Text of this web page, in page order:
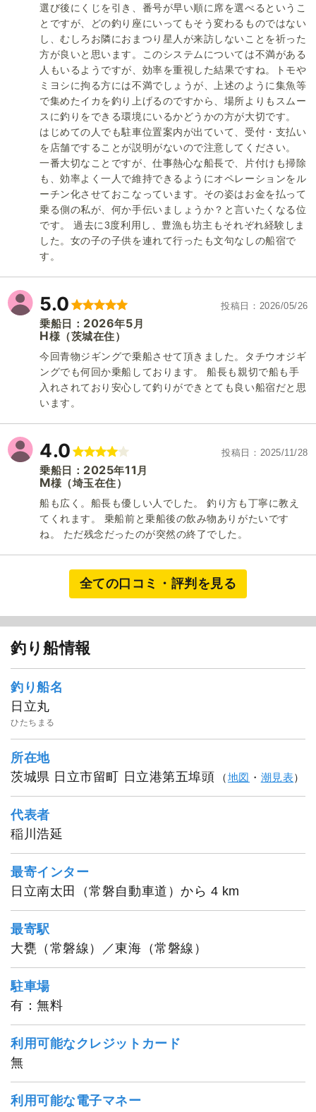
選び後にくじを引き、番号が早い順に席を選べるというこ
とですが、どの釣り座にいってもそう変わるものではない
し、むしろお隣におまつり星人が来訪しないことを祈った
方が良いと思います。このシステムについては不満がある
人もいるようですが、効率を重視した結果ですね。トモや
ミヨシに拘る方には不満でしょうが、上述のように集魚等
で集めたイカを釣り上げるのですから、場所よりもスムー
スに釣りをできる環境にいるかどうかの方が大切です。
はじめての人でも駐車位置案内が出ていて、受付・支払い
を店舗ですることが説明がないので注意してください。
一番大切なことですが、仕事熱心な船長で、片付けも掃除
も、効率よく一人で維持できるようにオペレーションをル
ーチン化させておこなっています。その姿はお金を払って
乗る側の私が、何か手伝いましょうか？と言いたくなる位
です。 過去に3度利用し、豊漁も坊主もそれぞれ経験しま
した。女の子の子供を連れて行ったも文句なしの船宿で
す。
5.0 投稿日 2026/05/26
乗船日： 2026年5 月
H様 （茨城在住）
今回青物ジギングで乗船させて頂きました。タチウオジギ
ングでも何回か乗船しております。 船長も親切で船も手
入れされており安心して釣りができとても良い船宿だと思
います。
4.0 投稿日 2025/11/28
乗船日： 2025年11 月
M様 （埼玉在住）
船も広く。船長も優しい人でした。 釣り方も丁寧に教え
てくれます。 乗船前と乗船後の飲み物ありがたいです
ね。 ただ残念だったのが突然の終了でした。
全ての口コミ・評判を見る
釣り船情報
釣り船名
日立丸
ひたちまる
所在地
茨城県 日立市留町 日立港第五埠頭
（地図 ・ 潮見表）
代表者
稲川浩延
最寄インター
日立南太田（常磐自動車道）から 4 km
最寄駅
大甕（常磐線）／東海（常磐線）
駐車場
有：無料
利用可能なクレジットカード
無
利用可能な電子マネー